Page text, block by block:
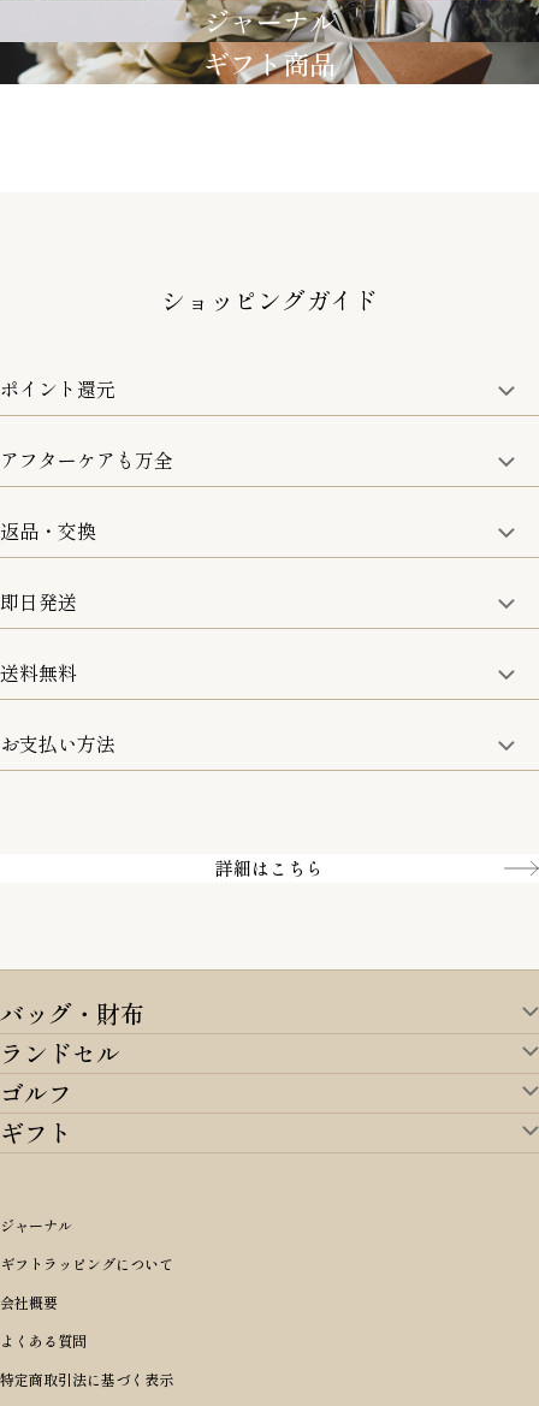
ジャーナル
ギフト商品
ショッピングガイド
ポイント還元
商品金額の10%をポイント還元いたします。
アフターケアも万全
取り扱い商品はすべて正規品となります。
修理などのご相談に関しましては、責任を持って対応させてい
ただきます。
返品・交換
8日以内なら、返品・交換も可能です。
即日発送
15:00までのご注文は即日発送
お取寄せ商品を除く
送料無料
5,500円(税込)以上で全国送料無料となります。
お支払い方法
詳細はこちら
バッグ・財布
バッグ・財布TOP
すべてを見る
アイテムから選ぶ
リュックサック・デイパック・バックパック
ショルダーバッグ
ボディバッグ・ウエストバッグ
長財布
二つ折り財布
m＋ エムピウ
PORTER 吉田カバン ポーター
BRIEFING ブリーフィング
Dakota ダコタ
CLEDRAN クレドラン
ランドセル
ランドセルTOP
すべてを見る
オリジナルランドセル
女の子ランドセル
男の子ランドセル
ランドセル小物・その他
レッド
価格から選ぶ
〜49,999円
50,000円〜59,999円
60,000円〜69,999円
70,000円〜79,999円
ゴルフ
ゴルフTOP
アイテムから選ぶ
キャディバッグ
ヘッドカバー
ゴルフ小物
ゴルフウェア/アクセサリー
ブランドから選ぶ
BRIEFING ブリーフィング
master-piece マスターピース
JONES ジョーンズ
ギフト
シーンから探す
誕生日
結婚祝い
出産祝い
入学・進学祝い
性別・年齢から探す
男性向け
女性向け
10代
予算から探す
〜4,999円
5,000円〜9,999円
ジャーナル
ギフトラッピングについて
会社概要
よくある質問
特定商取引法に基づく表示